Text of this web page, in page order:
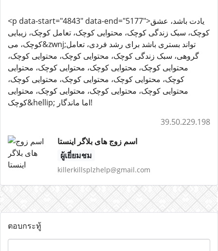
<p data-start="4843" data-end="5177">یادت باشد، عشق
کوچک، سبک زندگی کوچک، محتوایی کوچک، تعامل کوچک، زیبایی
کوچک، می&zwnj;تواند بستری باشد برای رشد فردی، تعامل
گروهی، سبک زندگی کوچک، محتوایی کوچک، محتوایی کوچک،
محتوایی کوچک، محتوایی کوچک، محتوایی کوچک، محتوایی
کوچک، محتوایی کوچک، محتوایی کوچک، محتوایی کوچک،
محتوایی کوچک، محتوایی کوچک، محتوایی کوچک، محتوایی
کوچک&hellip; اما ماندگار!
39.50.229.198
اسم زوج های بلاگر اینستا
ผู้เยี่ยมชม
killerkillsplzhelp@gmail.com
ตอบกระทู้